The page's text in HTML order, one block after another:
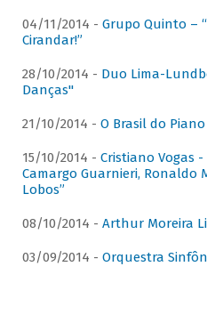
04/11/2014 - Grupo Quinto –
Cirandar!”
28/10/2014 - Duo Lima-
Danças"
21/10/2014 - O Brasil do
15/10/2014 - Cristiano Vogas
Camargo Guarnieri, Ronaldo
Lobos”
08/10/2014 - Arthur Moreira
03/09/2014 - Orquestra